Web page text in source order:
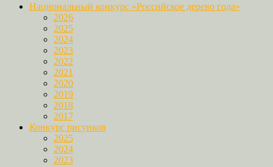
Национальный конкурс «Российское дерево года»
2026
2025
2024
2023
2022
2021
2020
2019
2018
2017
Конкурс рисунков
2025
2024
2023